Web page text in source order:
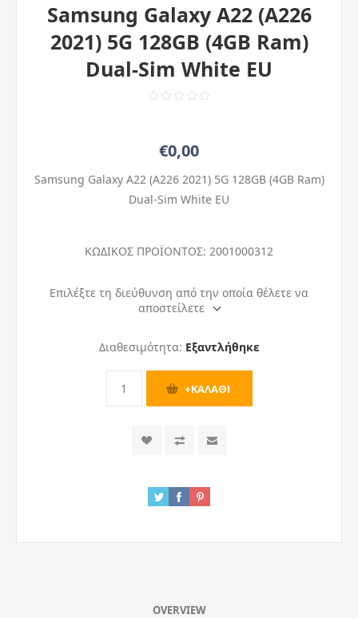
Samsung Galaxy A22 (A226
2021) 5G 128GB (4GB Ram)
Dual-Sim White EU
€0,00
Samsung Galaxy A22 (A226 2021) 5G 128GB (4GB Ram)
Dual-Sim White EU
ΚΩΔΙΚΟΣ ΠΡΟΪΟΝΤΟΣ: 2001000312
Επιλέξτε τη διεύθυνση από την οποία θέλετε να
αποστείλετε
Διαθεσιμότητα: Εξαντλήθηκε
OVERVIEW